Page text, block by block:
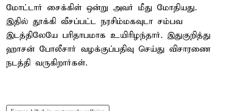
மோட்டார் சைக்கிள் ஒன்று அவர் மீது மோதியது.
இதில் தூக்கி வீசப்பட்ட நரசிம்மகவுடா சம்பவ
இடத்திலேயே பரிதாபமாக உயிரிழந்தார். இதுகுறித்து
ஹாசன் போலீசார் வழக்குப்பதிவு செய்து விசாரணை
நடத்தி வருகிறார்கள்.